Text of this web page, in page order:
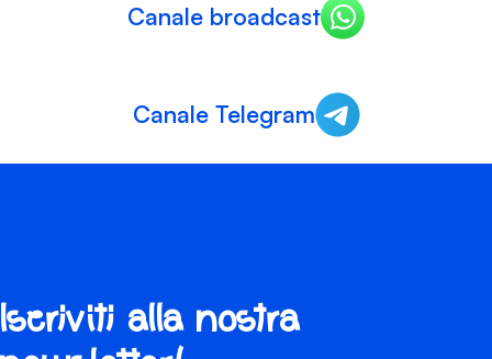
Canale broadcast
Canale Telegram
Iscriviti alla nostra